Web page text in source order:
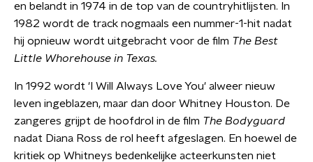
en belandt in 1974 in de top van de countryhitlijsten. In
1982 wordt de track nogmaals een nummer-1-hit nadat
hij opnieuw wordt uitgebracht voor de film The Best
Little Whorehouse in Texas.
In 1992 wordt 'I Will Always Love You' alweer nieuw
leven ingeblazen, maar dan door Whitney Houston. De
zangeres grijpt de hoofdrol in de film The Bodyguard
nadat Diana Ross de rol heeft afgeslagen. En hoewel de
kritiek op Whitneys bedenkelijke acteerkunsten niet